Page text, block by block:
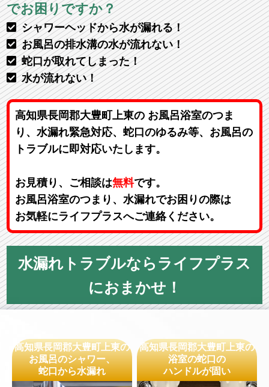
でお困りですか？
シャワーヘッドから水が漏れる！
お風呂の排水溝の水が流れない！
蛇口が取れてしまった！
水が流れない！
高知県長岡郡大豊町上東の お風呂浴室のつま
り、水漏れ緊急対応、蛇口のゆるみ等、お風呂の
トラブルに即対応いたします。
お見積り、ご相談は無料です。
お風呂浴室のつまり、水漏れでお困りの際は
お気軽にライフプラスへご連絡ください。
水漏れトラブルならライフプラス
におまかせ！
高知県長岡郡大豊町上東の
お風呂のシャワー、
蛇口から水漏れ
高知県長岡郡大豊町上東の
浴室の蛇口の
ハンドルが固い